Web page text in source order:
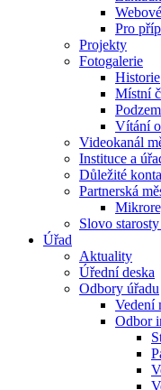
Pro
Projekty
Fotogalerie
Historie
Místní
Vítání
Videokanál
Instituce a
Důležité
Partnerská
Slovo starosty
Úřad
Aktuality
Úřední deska
Odbory úřadu
Vedení
Odbor